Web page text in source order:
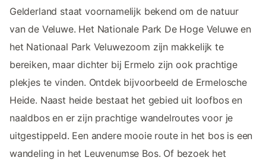
Gelderland staat voornamelijk bekend om de natuur
van de Veluwe. Het Nationale Park De Hoge Veluwe en
het Nationaal Park Veluwezoom zijn makkelijk te
bereiken, maar dichter bij Ermelo zijn ook prachtige
plekjes te vinden. Ontdek bijvoorbeeld de Ermelosche
Heide. Naast heide bestaat het gebied uit loofbos en
naaldbos en er zijn prachtige wandelroutes voor je
uitgestippeld. Een andere mooie route in het bos is een
wandeling in het Leuvenumse Bos. Of bezoek het